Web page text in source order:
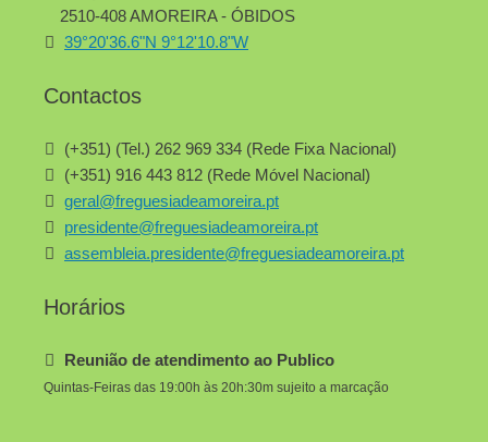
2510-408 AMOREIRA - ÓBIDOS
39°20'36.6"N 9°12'10.8"W
Contactos
(+351) (Tel.) 262 969 334 (Rede Fixa Nacional)
(+351) 916 443 812 (Rede Móvel Nacional)
geral@freguesiadeamoreira.pt
presidente@freguesiadeamoreira.pt
assembleia.presidente@freguesiadeamoreira.pt
Horários
Reunião de atendimento ao Publico
Quintas-Feiras das 19:00h às 20h:30m sujeito a marcação